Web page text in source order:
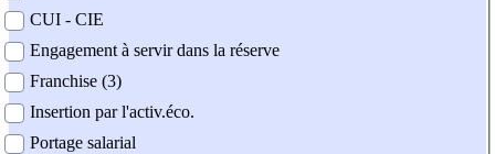
CUI - CIE
Engagement à servir dans la réserve
Franchise (3)
Insertion par l'activ.éco.
Portage salarial